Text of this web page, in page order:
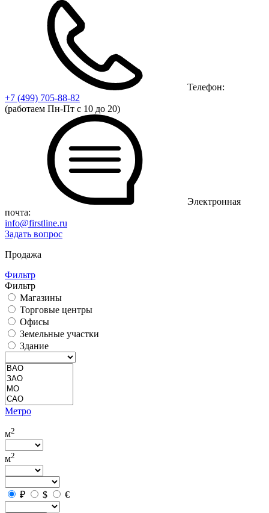
Телефон:
+7 (499) 705-88-82
(работаем Пн-Пт с 10 до 20)
Электронная
почта:
info@firstline.ru
Задать вопрос
Продажа
Фильтр
Фильтр
Магазины
Торговые центры
Офисы
Земельные участки
Здание
Метро
м2
м2
₽ $ €